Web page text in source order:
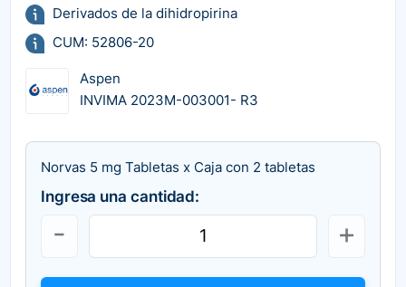
Derivados de la dihidropirina
CUM: 52806-20
Aspen
INVIMA 2023M-003001- R3
Norvas 5 mg Tabletas x Caja con 2 tabletas
Ingresa una cantidad: